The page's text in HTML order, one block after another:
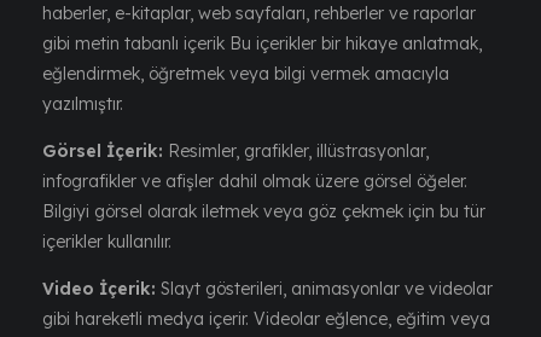
haberler, e-kitaplar, web sayfaları, rehberler ve raporlar
gibi metin tabanlı içerik Bu içerikler bir hikaye anlatmak,
eğlendirmek, öğretmek veya bilgi vermek amacıyla
yazılmıştır.
Görsel İçerik: Resimler, grafikler, illüstrasyonlar,
infografikler ve afişler dahil olmak üzere görsel öğeler.
Bilgiyi görsel olarak iletmek veya göz çekmek için bu tür
içerikler kullanılır.
Video İçerik: Slayt gösterileri, animasyonlar ve videolar
gibi hareketli medya içerir. Videolar eğlence, eğitim veya